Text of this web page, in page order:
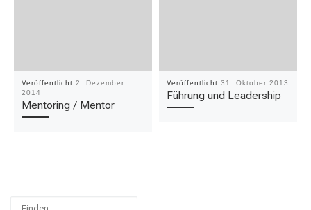
Veröffentlicht2. Dezember
2014
Mentoring / Mentor
Veröffentlicht31. Oktober 2013
Führung und Leadership